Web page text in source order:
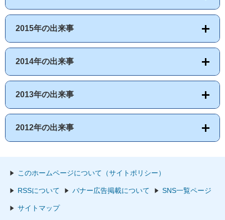
2015年の出来事
2014年の出来事
2013年の出来事
2012年の出来事
このホームページについて（サイトポリシー）
RSSについて バナー広告掲載について SNS一覧ページ
サイトマップ